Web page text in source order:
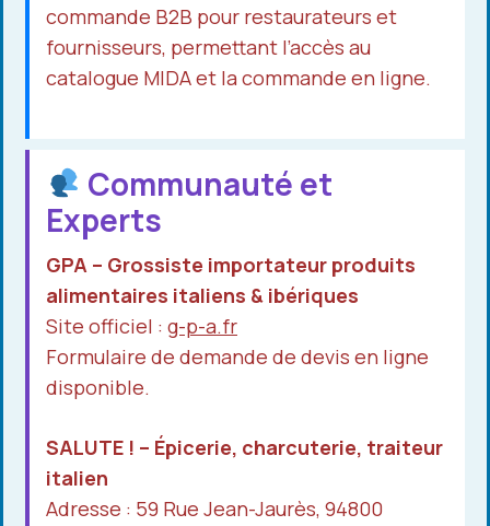
commande B2B pour restaurateurs et
fournisseurs, permettant l’accès au
catalogue MIDA et la commande en ligne.
Communauté et
Experts
GPA – Grossiste importateur produits
alimentaires italiens & ibériques
Site officiel : g-p-a.fr
Formulaire de demande de devis en ligne
disponible.
SALUTE ! – Épicerie, charcuterie, traiteur
italien
Adresse : 59 Rue Jean-Jaurès, 94800